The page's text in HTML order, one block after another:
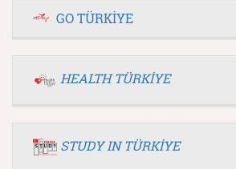
GO TÜRKİYE
HEALTH TÜRKİYE
STUDY IN TÜRKİYE